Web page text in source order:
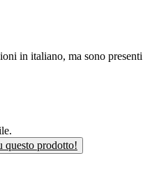
in italiano, ma sono presenti
questo prodotto!